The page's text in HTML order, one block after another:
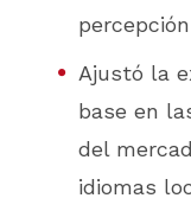
Ajustó la
base en
del
idiomas